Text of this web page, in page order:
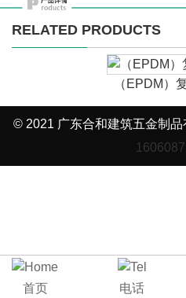
RELATED PRODUCTS
（EPDM）
© 2021 广东合和建筑五金制品
首页 电话